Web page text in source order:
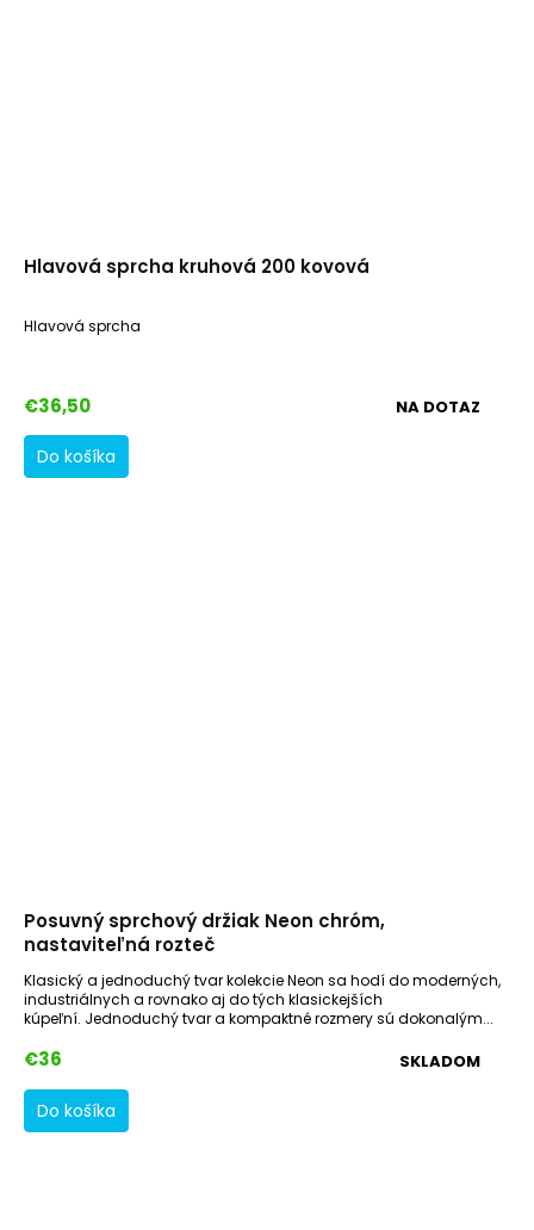
Hlavová sprcha kruhová 200 kovová
NA DOTAZ
€36,50
Do košíka
Hlavová sprcha
Posuvný sprchový držiak Neon chróm,
nastaviteľná rozteč
SKLADOM
€36
Do košíka
Klasický a jednoduchý tvar kolekcie Neon sa hodí do moderných,
industriálnych a rovnako aj do tých klasickejších
kúpeľní. Jednoduchý tvar a kompaktné rozmery sú dokonalým...